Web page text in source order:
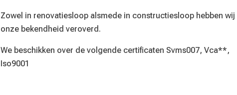
Zowel in renovatiesloop alsmede in constructiesloop hebben wij
onze bekendheid veroverd.
We beschikken over de volgende certificaten Svms007, Vca**,
Iso9001